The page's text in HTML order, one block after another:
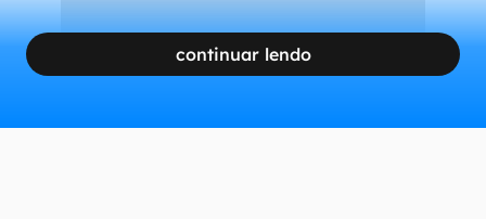
continuar lendo